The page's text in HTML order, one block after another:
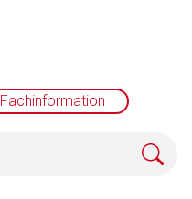
Fachinformation